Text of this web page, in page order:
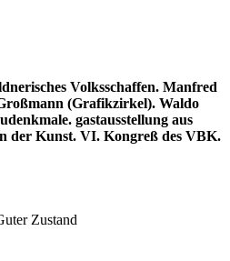
Volksschaffen. Manfred
(Grafikzirkel). Waldo
gastausstellung aus
der Kunst. VI. Kongreß des VBK.
Zustand